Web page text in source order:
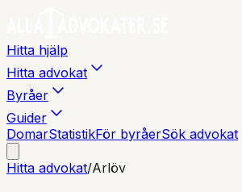
Hitta hjälp
Hitta advokat
Byråer
Guider
DomarStatistikFör byråerSök advokat
Hitta advokat/Arlöv